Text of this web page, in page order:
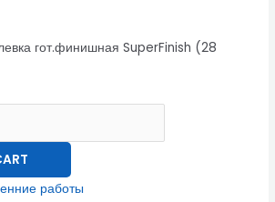
гот.финишная SuperFinish (28
работы